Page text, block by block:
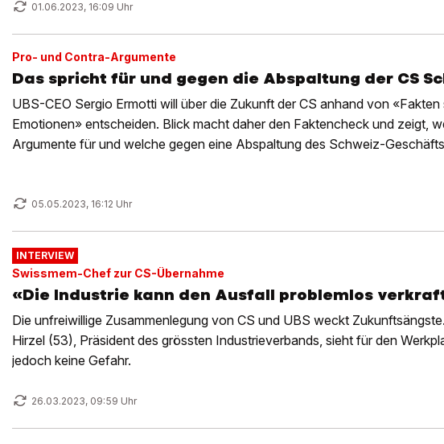
01.06.2023, 16:09 Uhr
Pro- und Contra-Argumente
Das spricht für und gegen die Abspaltung der CS
UBS-CEO Sergio Ermotti will über die Zukunft der CS anhand von
Emotionen» entscheiden. Blick macht daher den Faktencheck und zeigt,
Argumente für und welche gegen eine Abspaltung des Schweiz-
05.05.2023, 16:12 Uhr
INTERVIEW
Swissmem-Chef zur CS-Übernahme
«Die Industrie kann den Ausfall problemlos
Die unfreiwillige Zusammenlegung von CS und UBS weckt
Hirzel (53), Präsident des grössten Industrieverbands, sieht für den
jedoch keine Gefahr.
26.03.2023, 09:59 Uhr